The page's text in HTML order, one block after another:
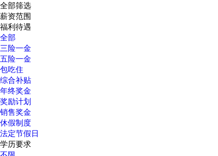
全部筛选
薪资范围
福利待遇
全部
三险一金
五险一金
包吃住
综合补贴
年终奖金
奖励计划
销售奖金
休假制度
法定节假日
学历要求